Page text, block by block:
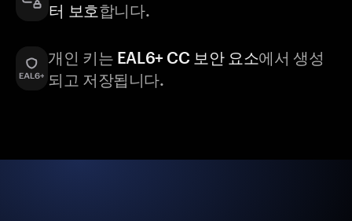
터 보호합니다.
개인 키는 EAL6+ CC 보안 요소에서 생성
되고 저장됩니다.